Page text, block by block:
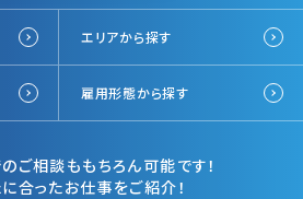
エリアから探す
雇用形態から探す
ご相談ももちろん可能です！
合ったお仕事をご紹介！